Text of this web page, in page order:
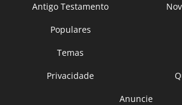
Antigo Testamento
Populares
Temas
Privacidade
Anuncie